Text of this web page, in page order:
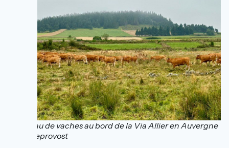
Troupeau de vaches au bord de la Via Allier en Auvergne
© Xin Leprovost